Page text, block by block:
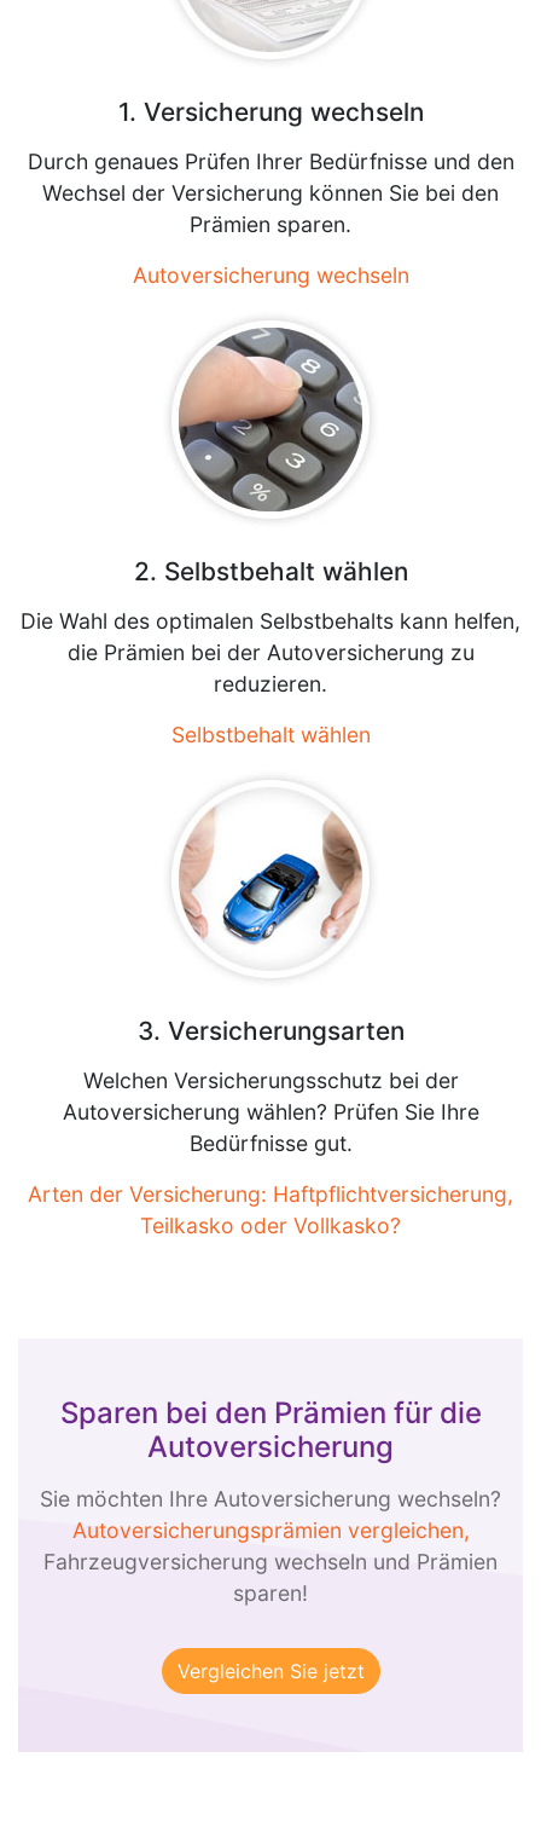
1. Versicherung wechseln
Durch genaues Prüfen Ihrer Bedürfnisse und den
Wechsel der Versicherung können Sie bei den
Prämien sparen.
Autoversicherung wechseln
2. Selbstbehalt wählen
Die Wahl des optimalen Selbstbehalts kann helfen,
die Prämien bei der Autoversicherung zu
reduzieren.
Selbstbehalt wählen
3. Versicherungsarten
Welchen Versicherungsschutz bei der
Autoversicherung wählen? Prüfen Sie Ihre
Bedürfnisse gut.
Arten der Versicherung: Haftpflichtversicherung,
Teilkasko oder Vollkasko?
Sparen bei den Prämien für die
Autoversicherung
Sie möchten Ihre Autoversicherung wechseln?
Autoversicherungsprämien vergleichen,
Fahrzeugversicherung wechseln und Prämien
sparen!